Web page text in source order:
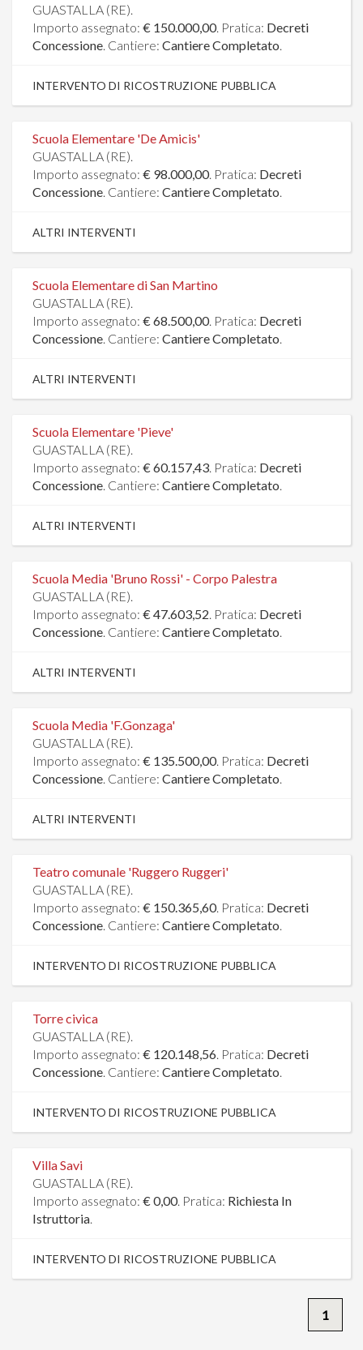
GUASTALLA (RE).
Importo assegnato: € 150.000,00. Pratica: Decreti
Concessione. Cantiere: Cantiere Completato.
INTERVENTO DI RICOSTRUZIONE PUBBLICA
Scuola Elementare 'De Amicis'
GUASTALLA (RE).
Importo assegnato: € 98.000,00. Pratica: Decreti
Concessione. Cantiere: Cantiere Completato.
ALTRI INTERVENTI
Scuola Elementare di San Martino
GUASTALLA (RE).
Importo assegnato: € 68.500,00. Pratica: Decreti
Concessione. Cantiere: Cantiere Completato.
ALTRI INTERVENTI
Scuola Elementare 'Pieve'
GUASTALLA (RE).
Importo assegnato: € 60.157,43. Pratica: Decreti
Concessione. Cantiere: Cantiere Completato.
ALTRI INTERVENTI
Scuola Media 'Bruno Rossi' - Corpo Palestra
GUASTALLA (RE).
Importo assegnato: € 47.603,52. Pratica: Decreti
Concessione. Cantiere: Cantiere Completato.
ALTRI INTERVENTI
Scuola Media 'F.Gonzaga'
GUASTALLA (RE).
Importo assegnato: € 135.500,00. Pratica: Decreti
Concessione. Cantiere: Cantiere Completato.
ALTRI INTERVENTI
Teatro comunale 'Ruggero Ruggeri'
GUASTALLA (RE).
Importo assegnato: € 150.365,60. Pratica: Decreti
Concessione. Cantiere: Cantiere Completato.
INTERVENTO DI RICOSTRUZIONE PUBBLICA
Torre civica
GUASTALLA (RE).
Importo assegnato: € 120.148,56. Pratica: Decreti
Concessione. Cantiere: Cantiere Completato.
INTERVENTO DI RICOSTRUZIONE PUBBLICA
Villa Savi
GUASTALLA (RE).
Importo assegnato: € 0,00. Pratica: Richiesta In
Istruttoria.
INTERVENTO DI RICOSTRUZIONE PUBBLICA
1